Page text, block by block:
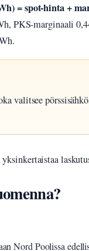
= spot-hinta +
PKS-marginaali
valitsee
Nord Poolissa